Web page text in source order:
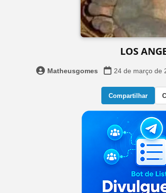
LOS
Matheusgomes 24 de março de
Compartilhar